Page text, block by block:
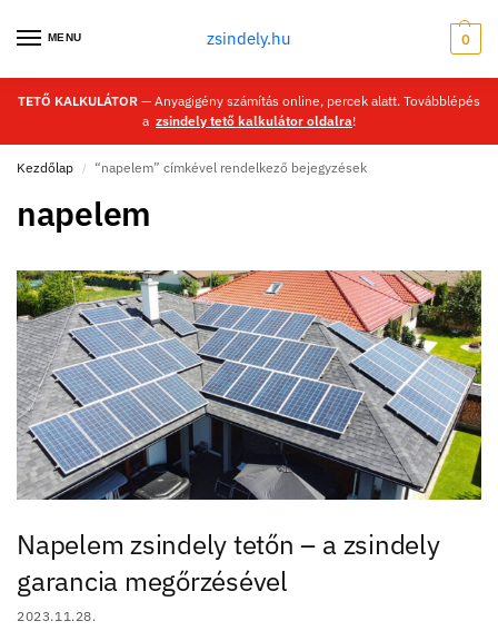
MENU zsindely.hu 0
TETŐ KALKULÁTOR — Anyagigény számítás online, percek alatt. Továbblépés
a zsindely tető kalkulátor oldalra!
Kezdőlap / “napelem” címkével rendelkező bejegyzések
napelem
Napelem zsindely tetőn – a zsindely
garancia megőrzésével
2023.11.28.